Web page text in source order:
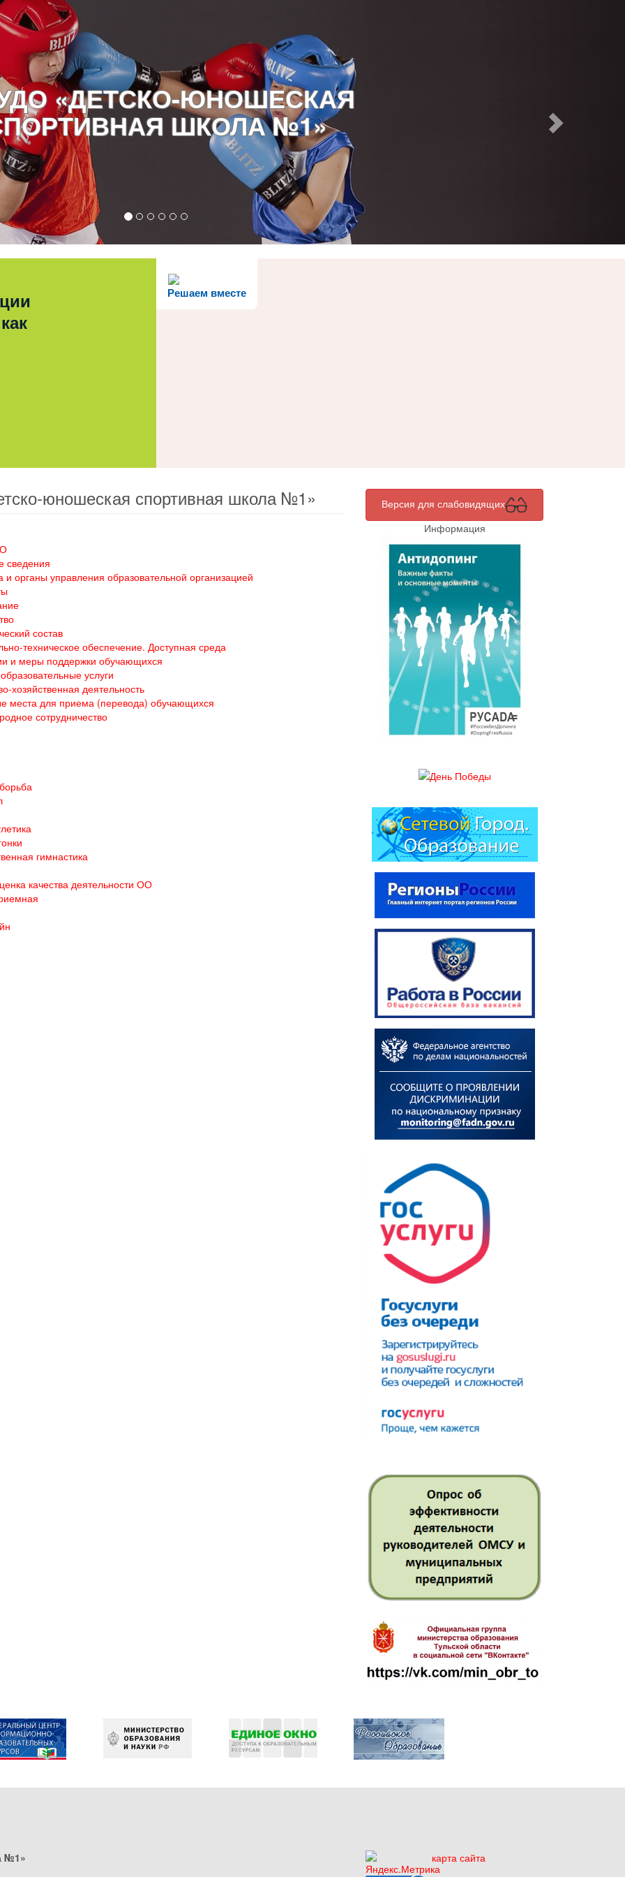
«ДЕТСКО-ЮНОШЕСКАЯ
ШКОЛА №1»
Решаем вместе
юношеская спортивная школа №1»
сведения
и органы управления образовательной организацией
состав
техническое обеспечение. Доступная среда
и меры поддержки обучающихся
услуги
хозяйственная деятельность
места для приема (перевода) обучающихся
сотрудничество
гимнастика
качества деятельности ОО
Версия для слабовидящих
Информация
№1»
карта сайта